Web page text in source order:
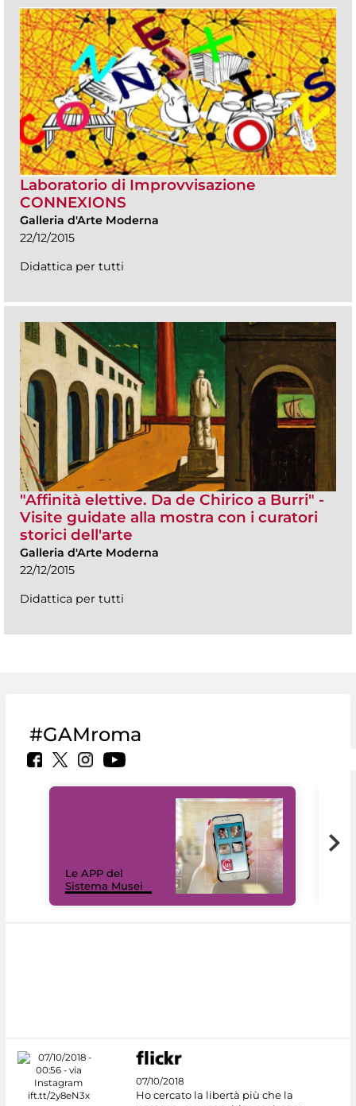
Laboratorio di Improvvisazione
CONNEXIONS
Galleria d'Arte Moderna
22/12/2015
Didattica per tutti
"Affinità elettive. Da de Chirico a Burri" -
Visite guidate alla mostra con i curatori
storici dell'arte
Galleria d'Arte Moderna
22/12/2015
Didattica per tutti
#GAMroma
Le APP del
Sistema Musei
07/10/2018
Ho cercato la libertà più che la